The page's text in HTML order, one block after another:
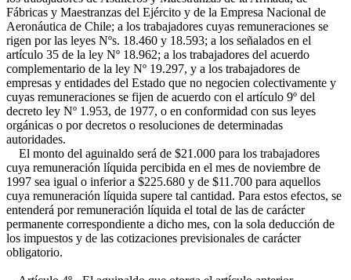
Fábricas y Maestranzas del Ejército y de la Empresa Nacional de
Aeronáutica de Chile; a los trabajadores cuyas remuneraciones se
rigen por las leyes Nºs. 18.460 y 18.593; a los señalados en el
artículo 35 de la ley Nº 18.962; a los trabajadores del acuerdo
complementario de la ley Nº 19.297, y a los trabajadores de
empresas y entidades del Estado que no negocien colectivamente y
cuyas remuneraciones se fijen de acuerdo con el artículo 9º del
decreto ley Nº 1.953, de 1977, o en conformidad con sus leyes
orgánicas o por decretos o resoluciones de determinadas
autoridades.
El monto del aguinaldo será de $21.000 para los trabajadores
cuya remuneración líquida percibida en el mes de noviembre de
1997 sea igual o inferior a $225.680 y de $11.700 para aquellos
cuya remuneración líquida supere tal cantidad. Para estos efectos, se
entenderá por remuneración líquida el total de las de carácter
permanente correspondiente a dicho mes, con la sola deducción de
los impuestos y de las cotizaciones previsionales de carácter
obligatorio.